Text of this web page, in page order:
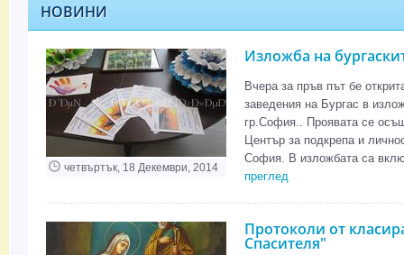
НОВИНИ
четвъртък, 18 Декември, 2014
Изложба на
Вчера за пръв път бе
заведения на Бургас в
гр.София.. Проявата се
Център за подкрепа и
София. В изложбата са
преглед
Протоколи от
Спасителя"